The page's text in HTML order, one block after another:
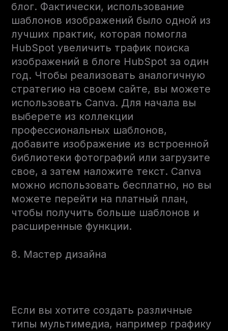
блог. Фактически, использование
шаблонов изображений было одной из
лучших практик, которая помогла
HubSpot увеличить трафик поиска
изображений в блоге HubSpot за один
год. Чтобы реализовать аналогичную
стратегию на своем сайте, вы можете
использовать Canva. Для начала вы
выберете из коллекции
профессиональных шаблонов,
добавите изображение из встроенной
библиотеки фотографий или загрузите
свое, а затем наложите текст. Canva
можно использовать бесплатно, но вы
можете перейти на платный план,
чтобы получить больше шаблонов и
расширенные функции.
8. Мастер дизайна
Если вы хотите создать различные
типы мультимедиа, например графику